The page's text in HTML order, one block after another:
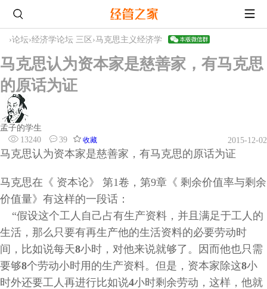
›论坛›经济学论坛 三区 ›马克思主义经济学
马克思认为资本家是慈善家，有马克思
的原话为证
孟子的学生
13240
39 收藏 2015-12-02
马克思认为资本家是慈善家，有马克思的原话为证
马克思在《 资本论》 第1卷，第9章《 剩余价值率与剩余
价值量》有这样的一段话：
“假设这个工人自己占有生产资料，并且满足于工人的
生活，那么只要有再生产他的生活资料的必要劳动时
间，比如说每天8小时，对他来说就够了。因而他也只需
要够8个劳动小时用的生产资料。但是，资本家除这8小
时外还要工人再进行比如说4小时剩余劳动，这样，他就